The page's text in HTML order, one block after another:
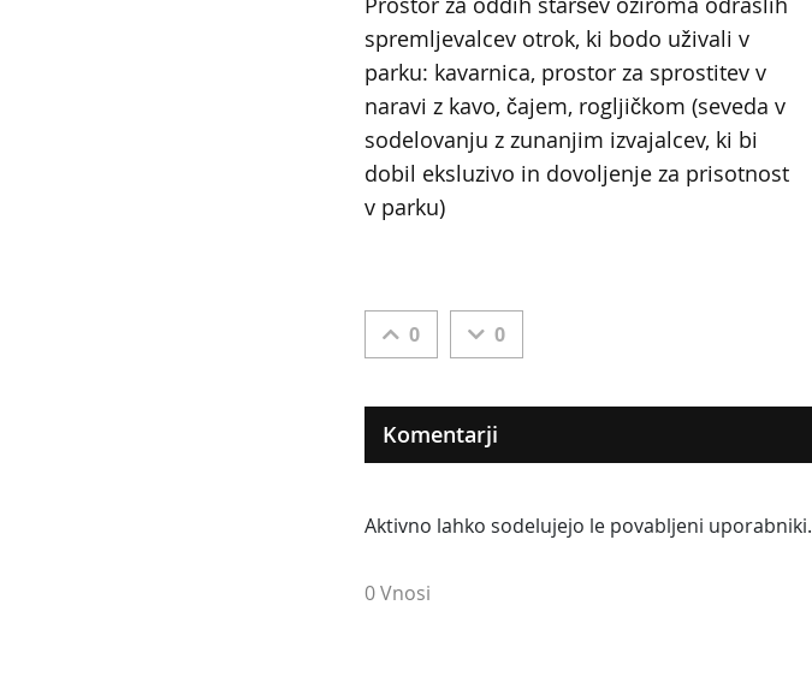
spremljevalcev otrok, ki bodo uživali v
parku: kavarnica, prostor za sprostitev v
naravi z kavo, čajem, rogljičkom (seveda v
sodelovanju z zunanjim izvajalcev, ki bi
dobil eksluzivo in dovoljenje za prisotnost
v parku)
0 0
Komentarji
Aktivno lahko sodelujejo le povabljeni uporabniki.
0 Vnosi